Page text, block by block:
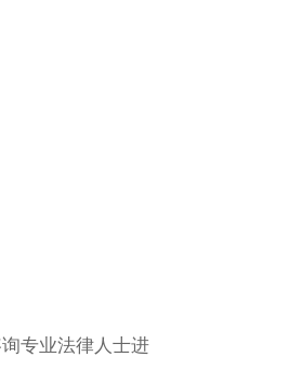
专业法律人士进